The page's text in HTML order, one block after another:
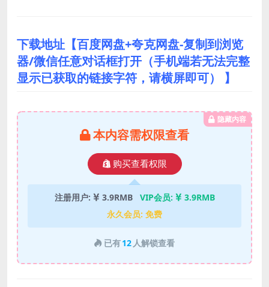
下载地址【百度网盘+夸克网盘-复制到浏览
器/微信任意对话框打开（手机端若无法完整
显示已获取的链接字符，请横屏即可） 】
隐藏内容
本内容需权限查看
购买查看权限
注册用户: 3.9RMB VIP会员:
3.9RMB
永久会员: 免费
已有12 人解锁查看